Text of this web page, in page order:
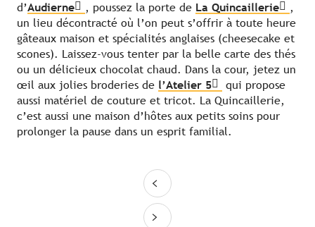
d’Audierne , poussez la porte de La Quincaillerie
,
un lieu décontracté où l’on peut s’offrir à toute heure
gâteaux maison et spécialités anglaises (cheesecake et
scones). Laissez-vous tenter par la belle carte des thés
ou un délicieux chocolat chaud. Dans la cour, jetez un
œil aux jolies broderies de l’Atelier 5
qui propose
aussi matériel de couture et tricot. La Quincaillerie,
c’est aussi une maison d’hôtes aux petits soins pour
prolonger la pause dans un esprit familial.